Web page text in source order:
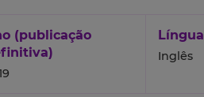
(publicação
Língua
Inglês